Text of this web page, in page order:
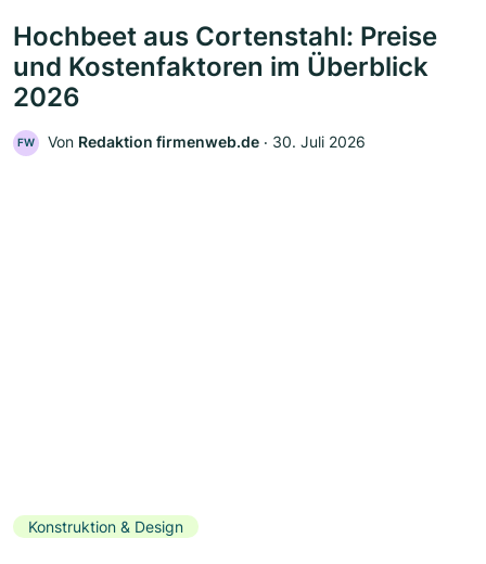
Hochbeet aus Cortenstahl: Preise
und Kostenfaktoren im Überblick
2026
FW Von Redaktion firmenweb.de ‧ 30. Juli 2026
Konstruktion & Design